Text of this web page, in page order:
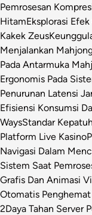
Pemrosesan
HitamEksplorasi
Kakek Zeus
Menjalankan
Pada Antarmuka
Ergonomis Pada
Penurunan Latensi
Efisiensi Konsumsi
WaysStandar
Platform Live Kasino
Navigasi Dalam
Sistem Saat
Grafis Dan Animasi
Otomatis
2Daya Tahan Server